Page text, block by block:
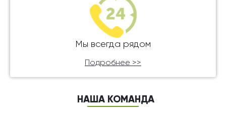
Мы всегда рядом
Подробнее >>
НАША КОМАНДА